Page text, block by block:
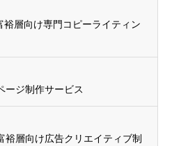
層向け専門コピーライティン
ージ制作サービス
裕層向け広告クリエイティブ制